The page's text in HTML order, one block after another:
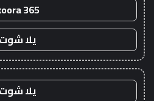
365
يلا شوت
يلا شوت